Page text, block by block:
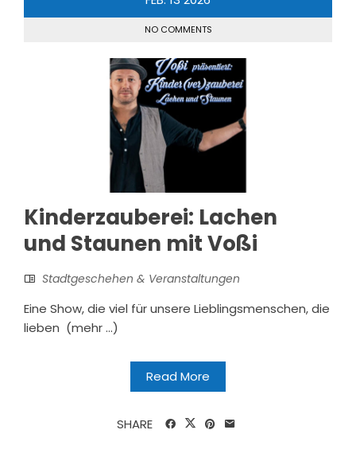
NO COMMENTS
Kinderzauberei: Lachen
und Staunen mit Voßi
Stadtgeschehen & Veranstaltungen
Eine Show, die viel für unsere Lieblingsmenschen, die
lieben (mehr …)
Read More
SHARE